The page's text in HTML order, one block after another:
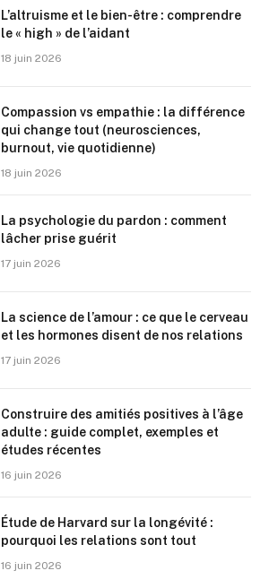
L’altruisme et le bien-être : comprendre
le « high » de l’aidant
18 juin 2026
Compassion vs empathie : la différence
qui change tout (neurosciences,
burnout, vie quotidienne)
18 juin 2026
La psychologie du pardon : comment
lâcher prise guérit
17 juin 2026
La science de l’amour : ce que le cerveau
et les hormones disent de nos relations
17 juin 2026
Construire des amitiés positives à l’âge
adulte : guide complet, exemples et
études récentes
16 juin 2026
Étude de Harvard sur la longévité :
pourquoi les relations sont tout
16 juin 2026